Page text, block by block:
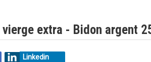
extra - Bidon argent
Linkedin